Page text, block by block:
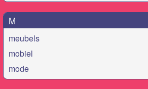
M
meubels
mobiel
mode